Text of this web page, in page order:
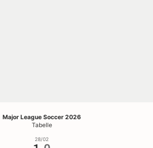
Major League Soccer 2026
Tabelle
28/02